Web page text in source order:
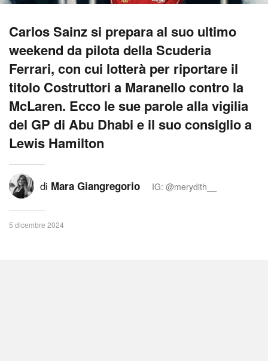
Carlos Sainz si prepara al suo ultimo
weekend da pilota della Scuderia
Ferrari, con cui lotterà per riportare il
titolo Costruttori a Maranello contro la
McLaren. Ecco le sue parole alla vigilia
del GP di Abu Dhabi e il suo consiglio a
Lewis Hamilton
di Mara Giangregorio IG: @merydith__
5 dicembre 2024